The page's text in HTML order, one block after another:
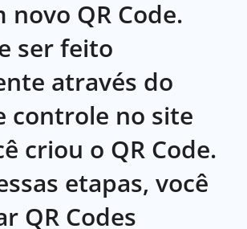
novo QR Code.
ser feito
através do
controle no site
criou o QR Code.
etapas, você
QR Codes